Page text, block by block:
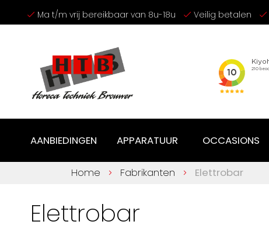
Ga
naar
Ma t/m vrij bereikbaar van 8u-18u Veilig betalen
AANBIEDINGEN APPARATUUR OCCASIONS
Home Fabrikanten Elettrobar
Elettrobar